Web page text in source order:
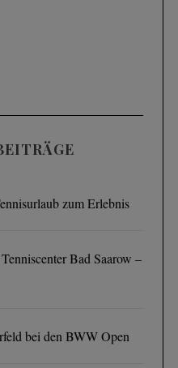
zum Erlebnis
Bad Saarow –
bei den BWW Open